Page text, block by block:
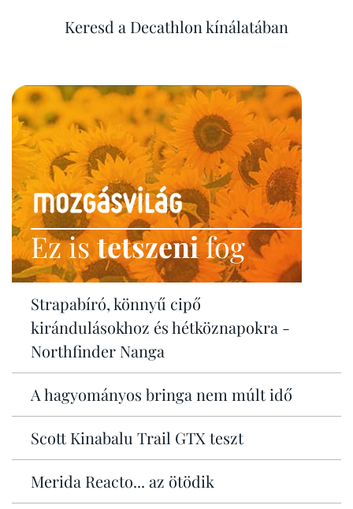
Keresd a Decathlon kínálatában
Ez istetszenifog
Strapabíró, könnyű cipő
kirándulásokhoz és hétköznapokra -
Northfinder Nanga
A hagyományos bringa nem múlt idő
Scott Kinabalu Trail GTX teszt
Merida Reacto... az ötödik